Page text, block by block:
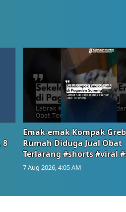
8
Emak-emak Kompak
Rumah Diduga Jual Obat
Terlarang #shorts #viral
7 Aug 2026, 4:05 AM